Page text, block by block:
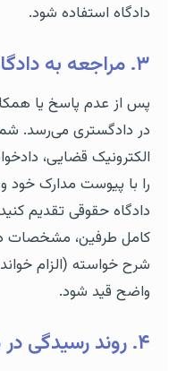
دادگاه استفاده شود.
۳. مراجعه به دادگاه و تقدیم دادخواست
پس از عدم پاسخ یا
در دادگستری می‌رسد.
الکترونیک قضایی،
را با پیوست مدارک خود
دادگاه حقوقی تقدیم
کامل طرفین، مشخصات
شرح خواسته (الزام
واضح قید شود.
۴. روند رسیدگی در دادگاه و جلسات دادرسی